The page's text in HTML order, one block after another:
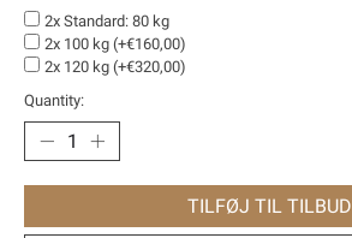
2x Standard: 80 kg
2x 100 kg (+€160,00)
2x 120 kg (+€320,00)
Quantity:
TILFØJ TIL TILBUD